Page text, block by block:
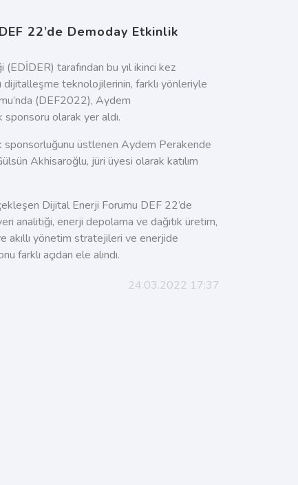
22’de Demoday Etkinlik
tarafından bu yıl ikinci kez
teknolojilerinin, farklı yönleriyle
(DEF2022), Aydem
sponsoru olarak yer aldı.
sponsorluğunu üstlenen Aydem Perakende
Akhisaroğlu, jüri üyesi olarak katılım
Dijital Enerji Forumu DEF 22’de
analitiği, enerji depolama ve dağıtık üretim,
akıllı yönetim stratejileri ve enerjide
farklı açıdan ele alındı.
24.03.2022 17:37